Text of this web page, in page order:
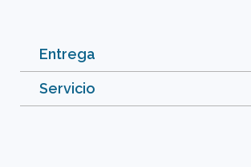
Entrega
Servicio